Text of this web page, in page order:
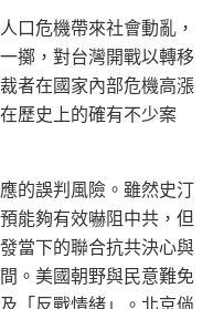
口危機帶來社會動亂，
擲，對台灣開戰以轉移
者在國家內部危機高漲
歷史上的確有不少案
的誤判風險。雖然史汀
能夠有效嚇阻中共，但
當下的聯合抗共決心與
。美國朝野與民意難免
「反戰情緒」。北京倘